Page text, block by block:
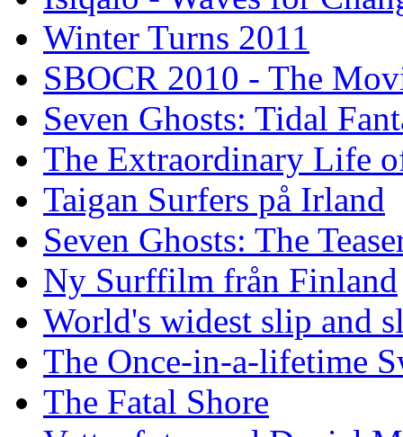
Winter Turns 2011
SBOCR 2010 - The
Seven Ghosts: Tidal
The Extraordinary Life
Taigan Surfers på Irland
Seven Ghosts: The
Ny Surffilm från Finland
World's widest slip and
The Once-in-a-lifetime
The Fatal Shore